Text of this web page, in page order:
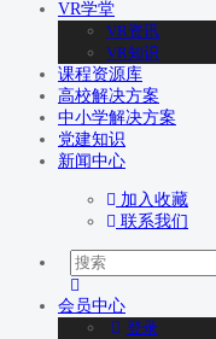
VR学堂
VR资讯
VR知识
课程资源库
高校解决方案
中小学解决方案
党建知识
新闻中心
加入收藏
联系我们
会员中心
登录